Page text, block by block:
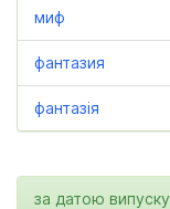
миф
фантазия
фантазія
за датою випуску